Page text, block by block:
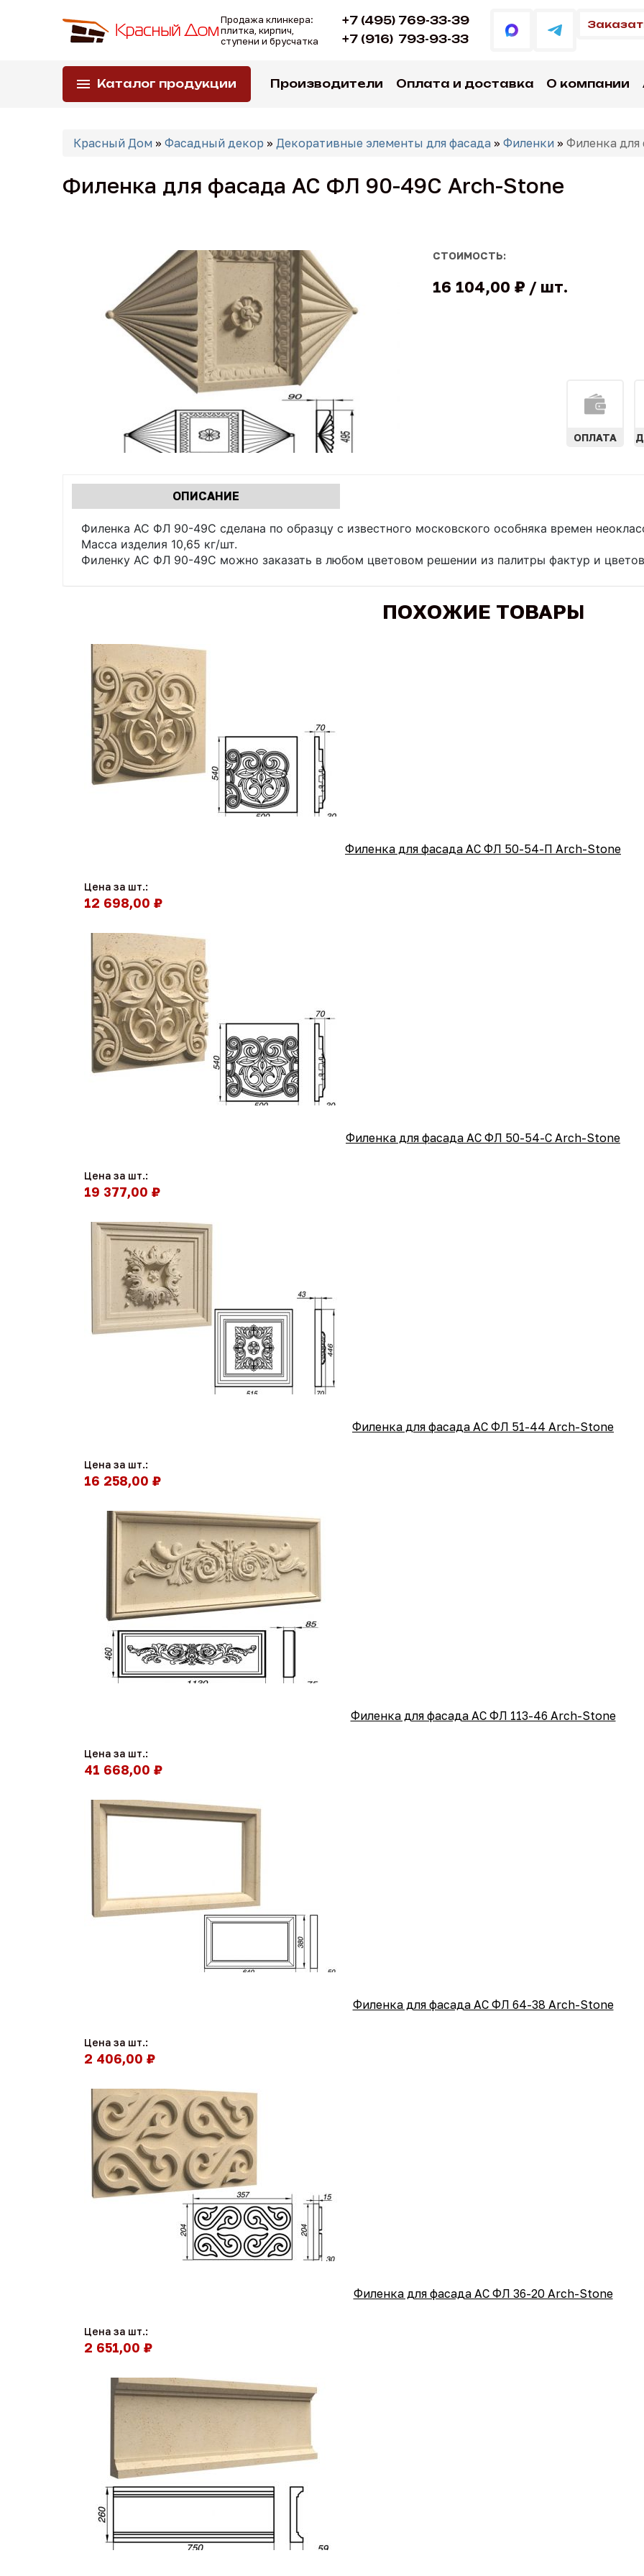
Продажа клинкера:
плитка, кирпич,
ступени и брусчатка
+7 (495) 769-33-39
+7 (916) 793-93-33
Каталог продукции Производители Оплата и доставка О компании
Вы
Красный Дом » Фасадный декор » Декоративные элементы для фасада » Филенки » Филенка
Филенка для фасада АС ФЛ 90-49C Arch-Stone
СТОИМОСТЬ:
16 104,00 ₽ шт.
ОПЛАТА
Характеристики
табы
ОПИСАНИЕ
ВКЛАДКА)
Филенка АС ФЛ 90-49C сделана по образцу с известного московского особняка времен
Масса изделия 10,65 кг/шт.
Филенку АС ФЛ 90-49C можно заказать в любом цветовом решении из палитры фактур и цветов
ПОХОЖИЕ ТОВАРЫ
Филенка для фасада АС ФЛ 50-54-П Arch-Stone
Цена за шт.:
12 698,00 ₽
Филенка для фасада АС ФЛ 50-54-С Arch-Stone
Цена за шт.:
19 377,00 ₽
Филенка для фасада АС ФЛ 51-44 Arch-Stone
Цена за шт.:
16 258,00 ₽
Филенка для фасада АС ФЛ 113-46 Arch-Stone
Цена за шт.:
41 668,00 ₽
Филенка для фасада АС ФЛ 64-38 Arch-Stone
Цена за шт.:
2 406,00 ₽
Филенка для фасада АС ФЛ 36-20 Arch-Stone
Цена за шт.:
2 651,00 ₽